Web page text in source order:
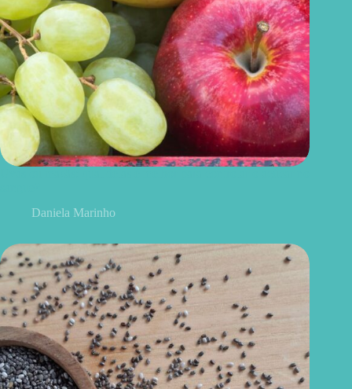
Daniela Marinho